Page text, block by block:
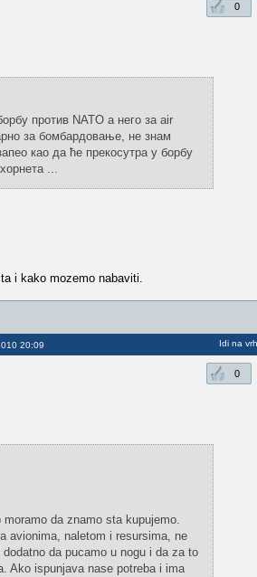
0
против NATO a него за air
за бомбардовањe, не знам
као да ће прекосутра у борбу
...
i kako mozemo nabaviti.
20:09 Idi na vrh
0
moramo da znamo sta kupujemo.
avionima, naletom i resursima, ne
da pucamo u nogu i da za to
Ako ispunjava nase potreba i ima